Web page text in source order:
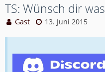
TS: Wünsch dir was
Gast 13. Juni 2015